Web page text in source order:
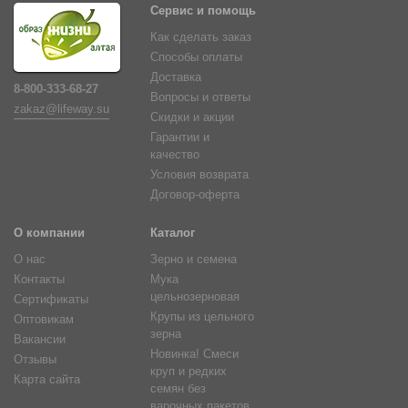
8-800-333-68-27
zakaz@lifeway.su
Сервис и помощь
Как сделать заказ
Способы оплаты
Доставка
Вопросы и ответы
Скидки и акции
Гарантии и
качество
Условия возврата
Договор-оферта
О компании
О нас
Контакты
Сертификаты
Оптовикам
Вакансии
Отзывы
Карта сайта
Каталог
Зерно и семена
Мука
цельнозерновая
Крупы из цельного
зерна
Новинка! Смеси
круп и редких
семян без